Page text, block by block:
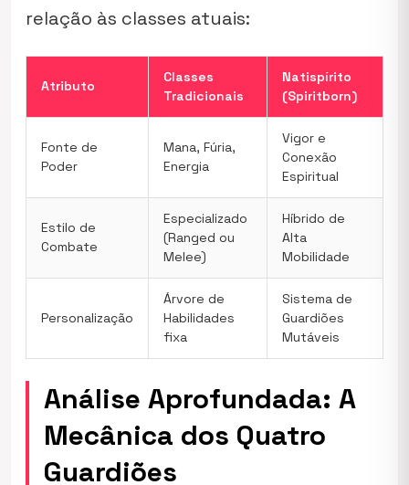
relação às classes atuais:
Atributo
Classes
Tradicionais
Natispírito
(Spiritborn)
Fonte de
Poder
Mana, Fúria,
Energia
Vigor e
Conexão
Espiritual
Estilo de
Combate
Especializado
(Ranged ou
Melee)
Híbrido de
Alta
Mobilidade
Personalização
Árvore de
Habilidades
fixa
Sistema de
Guardiões
Mutáveis
Análise Aprofundada: A
Mecânica dos Quatro
Guardiões